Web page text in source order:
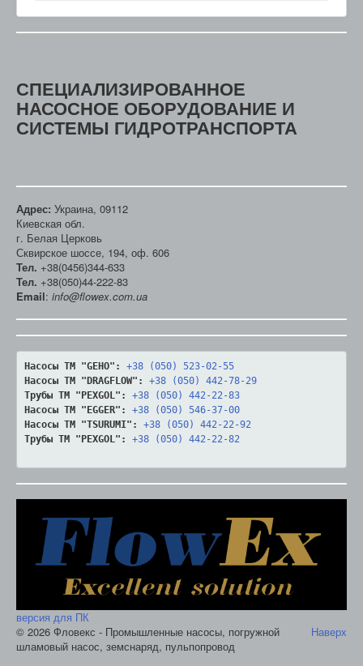
СПЕЦИАЛИЗИРОВАННОЕ
НАСОСНОЕ ОБОРУДОВАНИЕ И
СИСТЕМЫ ГИДРОТРАНСПОРТА
Адрес: Украина, 09112
Киевская обл.
г. Белая Церковь
Сквирское шоссе, 194, оф. 606
Тел. +38(0456)344-633
Тел. +38(050)44-222-83
Email: info@flowex.com.ua
Насосы ТМ "GEHO":
+38 (050) 523-02-55
Насосы ТМ "DRAGFLOW":
+38 (050) 442-78-29
Трубы ТМ "PEXGOL":
+38 (050) 442-22-83
Насосы ТМ "EGGER":
+38 (050) 546-37-00
Насосы ТМ "TSURUMI":
+38 (050) 442-22-92
Трубы ТМ "PEXGOL":
+38 (050) 442-22-82
версия для ПК
Наверх
© 2026 Фловекс - Промышленные насосы, погружной
шламовый насос, земснаряд, пульпопровод